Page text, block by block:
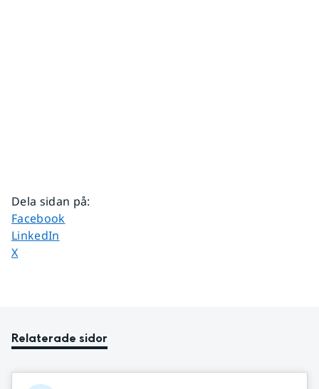
Dela sidan på:
Dela sidan på
Facebook
Dela sidan på
LinkedIn
Dela sidan på
X
Relaterade sidor